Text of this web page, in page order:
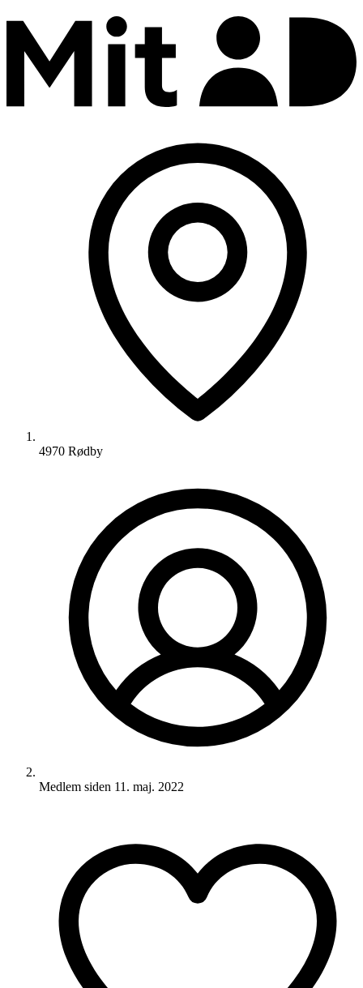
4970 Rødby
Medlem siden 11. maj. 2022